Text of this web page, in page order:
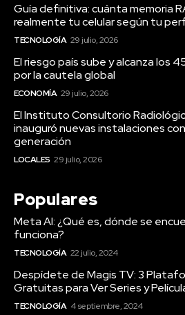
Guía definitiva: cuánta memoria
realmente tu celular según tu
TECNOLOGÍA 29 julio, 2026
El riesgo país sube y alcanza los
por la cautela global
ECONOMÍA 29 julio, 2026
El Instituto Consultorio
inauguró nuevas instalaciones
generación
LOCALES 29 julio, 2026
Populares
Meta AI: ¿Qué es, dónde se
funciona?
TECNOLOGÍA 22 julio, 2024
Despídete de Magis TV: 3
Gratuitas para Ver Series y
TECNOLOGÍA 4 septiembre, 2024